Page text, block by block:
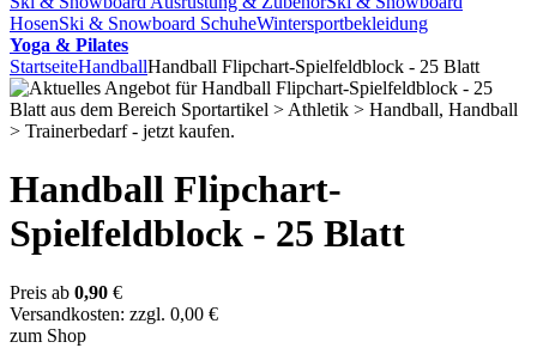
HosenSki & Snowboard SchuheWintersportbekleidung
Yoga & Pilates
StartseiteHandballHandball Flipchart-Spielfeldblock - 25 Blatt
Handball Flipchart-
Spielfeldblock - 25 Blatt
Preis ab 0,90 €
Versandkosten: zzgl. 0,00 €
zum Shop